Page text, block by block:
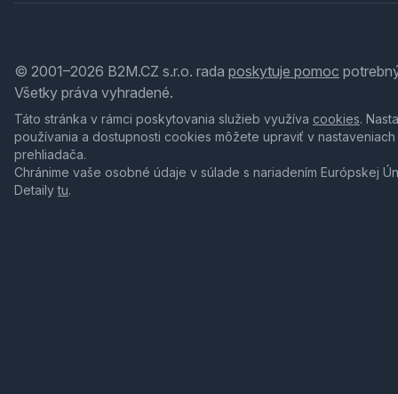
© 2001–2026 B2M.CZ s.r.o. rada poskytuje pomoc
Všetky práva vyhradené.
Táto stránka v rámci poskytovania služieb využíva cookies.
používania a dostupnosti cookies môžete upraviť v nastaveniach
prehliadača.
Chránime vaše osobné údaje v súlade s nariadením Európskej
Detailytu.